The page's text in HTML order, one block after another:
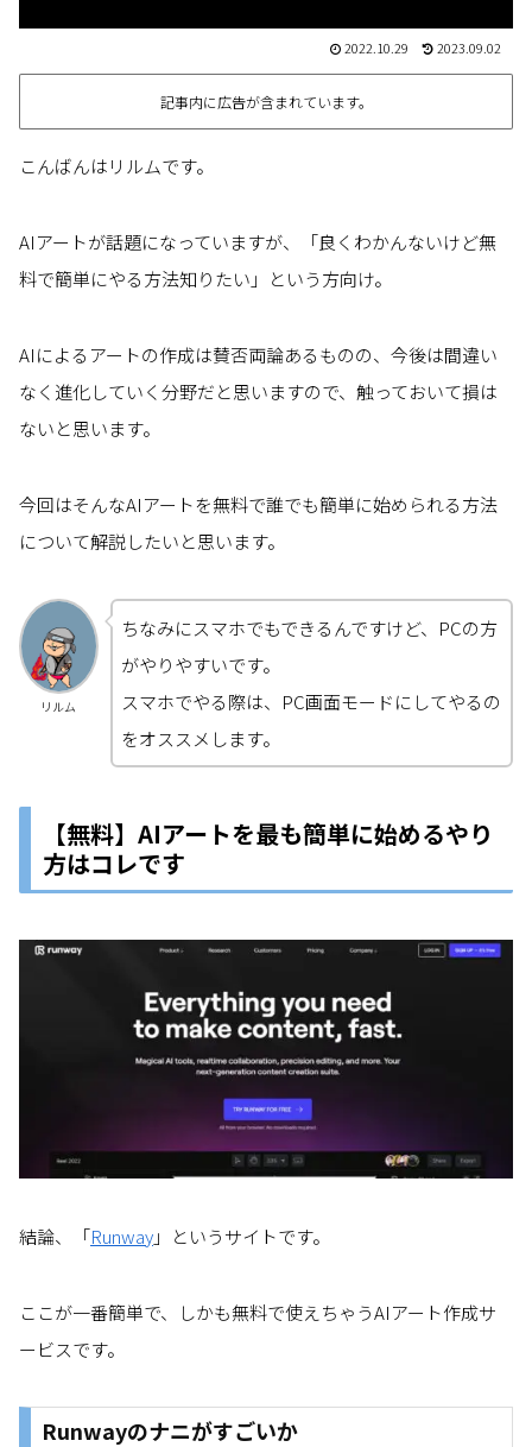
2022.10.29 2023.09.02
記事内に広告が含まれています。
こんばんはリルムです。
AIアートが話題になっていますが、「良くわかんないけど無
料で簡単にやる方法知りたい」という方向け。
AIによるアートの作成は賛否両論あるものの、今後は間違い
なく進化していく分野だと思いますので、触っておいて損は
ないと思います。
今回はそんなAIアートを無料で誰でも簡単に始められる方法
について解説したいと思います。
リルム
ちなみにスマホでもできるんですけど、PCの方
がやりやすいです。
スマホでやる際は、PC画面モードにしてやるの
をオススメします。
【無料】AIアートを最も簡単に始めるやり
方はコレです
結論、「Runway」というサイトです。
ここが一番簡単で、しかも無料で使えちゃうAIアート作成サ
ービスです。
Runwayのナニがすごいか